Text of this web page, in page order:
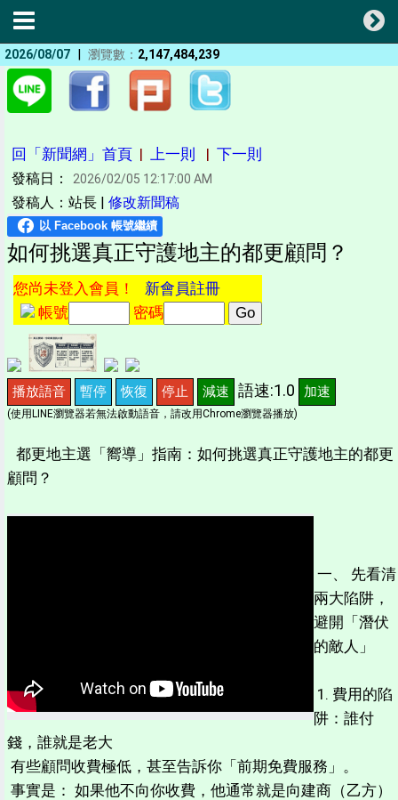
2026/08/07 | 瀏覽數： 2,147,484,239
回「新聞網」首頁 | 上一則 | 下一則
發稿日： 2026/02/05 12:17:00 AM
發稿人：站長 | 修改新聞稿
如何挑選真正守護地主的都更顧問？
您尚未登入會員！ 新會員註冊
帳號
密碼
播放語音 暫停 恢復 停止 減速 語速:1.0 加速
(使用LINE瀏覽器若無法啟動語音，請改用Chrome瀏覽器播放)
都更地主選「嚮導」指南：如何挑選真正守護地主的都更
顧問？
一、 先看清
兩大陷阱，
避開「潛伏
的敵人」
1. 費用的陷
阱：誰付
錢，誰就是老大
有些顧問收費極低，甚至告訴你「前期免費服務」。
事實是： 如果他不向你收費，他通常就是向建商（乙方）